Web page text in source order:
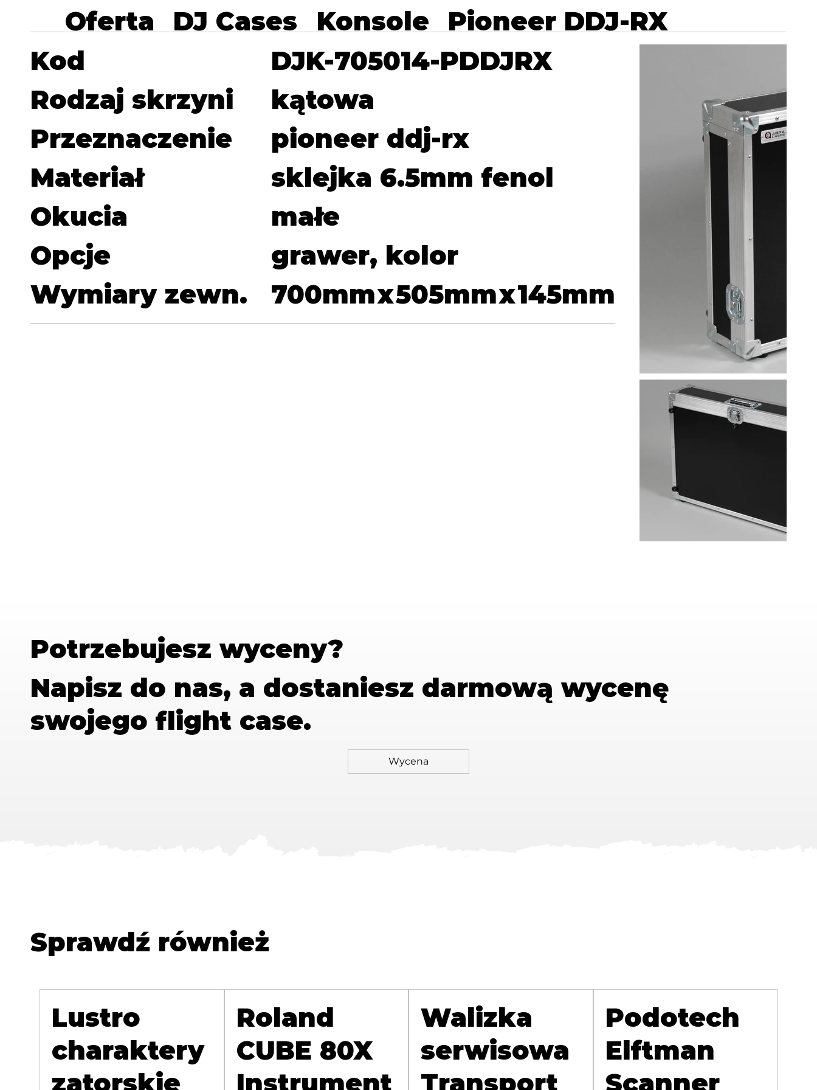
Oferta DJ Cases Konsole
Pioneer DDJ-RX
Kod
DJK-705014-PDDJRX
700mmx505mmx145mm
Rodzaj skrzyni
kątowa
Przeznaczenie
pioneer ddj-rx
Materiał
sklejka 6.5mm fenol
Okucia
małe
Opcje
grawer, kolor
Wymiary zewn.
Potrzebujesz wyceny?
Napisz do nas, a dostaniesz darmową wycenę
swojego flight case.
Sprawdź również
Lustro
charaktery
zatorskie
Roland
CUBE 80X
Instrument
Walizka
serwisowa
Transport
Podotech
Elftman
Scanner